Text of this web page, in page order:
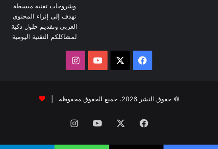
وشروحات تقنية مبسطة
تهدف إلى إثراء المحتوى
العربي وتقديم حلول ذكية
لمشاكلكم التقنية اليومية
فيسبوك ‫YouTubeانستقرام
© حقوق النشر 2026، جميع الحقوق محفوظة |
فيسبوك ‫YouTubeانستقرام